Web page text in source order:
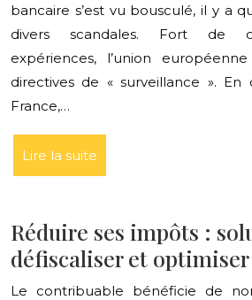
bancaire s’est vu bousculé, il y a
divers scandales. Fort de
expériences, l’union
directives de « surveillance ».
France,…
Lire la suite
Réduire ses impôts :
défiscaliser et
Le contribuable bénéficie de